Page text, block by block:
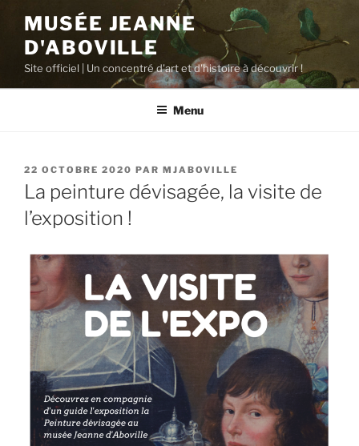
contenu
principal
MUSÉE JEANNE
D'ABOVILLE
Site officiel | Un concentré d'art et d'histoire à découvrir !
Menu
PUBLIÉ
LE
22 OCTOBRE 2020 PAR MJABOVILLE
La peinture dévisagée, la visite de
l’exposition !